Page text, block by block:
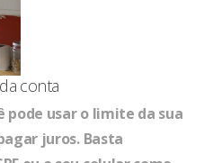
conta
pode usar o limite da sua
juros. Basta